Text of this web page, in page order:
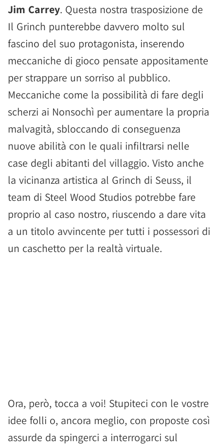
Jim Carrey. Questa nostra trasposizione de
Il Grinch punterebbe davvero molto sul
fascino del suo protagonista, inserendo
meccaniche di gioco pensate appositamente
per strappare un sorriso al pubblico.
Meccaniche come la possibilità di fare degli
scherzi ai Nonsochì per aumentare la propria
malvagità, sbloccando di conseguenza
nuove abilità con le quali infiltrarsi nelle
case degli abitanti del villaggio. Visto anche
la vicinanza artistica al Grinch di Seuss, il
team di Steel Wood Studios potrebbe fare
proprio al caso nostro, riuscendo a dare vita
a un titolo avvincente per tutti i possessori di
un caschetto per la realtà virtuale.
Ora, però, tocca a voi! Stupiteci con le vostre
idee folli o, ancora meglio, con proposte così
assurde da spingerci a interrogarci sul